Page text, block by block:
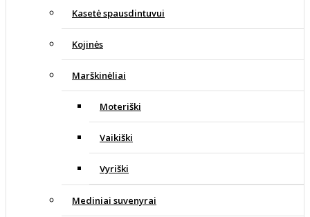
Kasetė spausdintuvui
Kojinės
Marškinėliai
Moteriški
Vaikiški
Vyriški
Mediniai suvenyrai